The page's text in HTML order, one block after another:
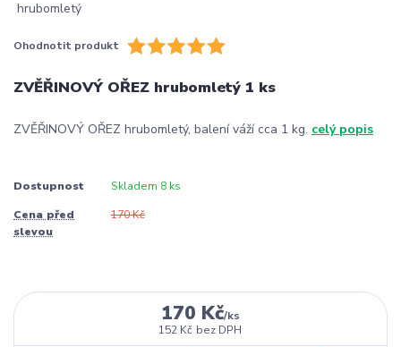
Ohodnotit produkt
ZVĚŘINOVÝ OŘEZ hrubomletý 1 ks
ZVĚŘINOVÝ OŘEZ hrubomletý, balení váží cca 1 kg. celý popis
Dostupnost Skladem 8 ks
Cena před
slevou
170 Kč
170 Kč/ks
152 Kč bez DPH